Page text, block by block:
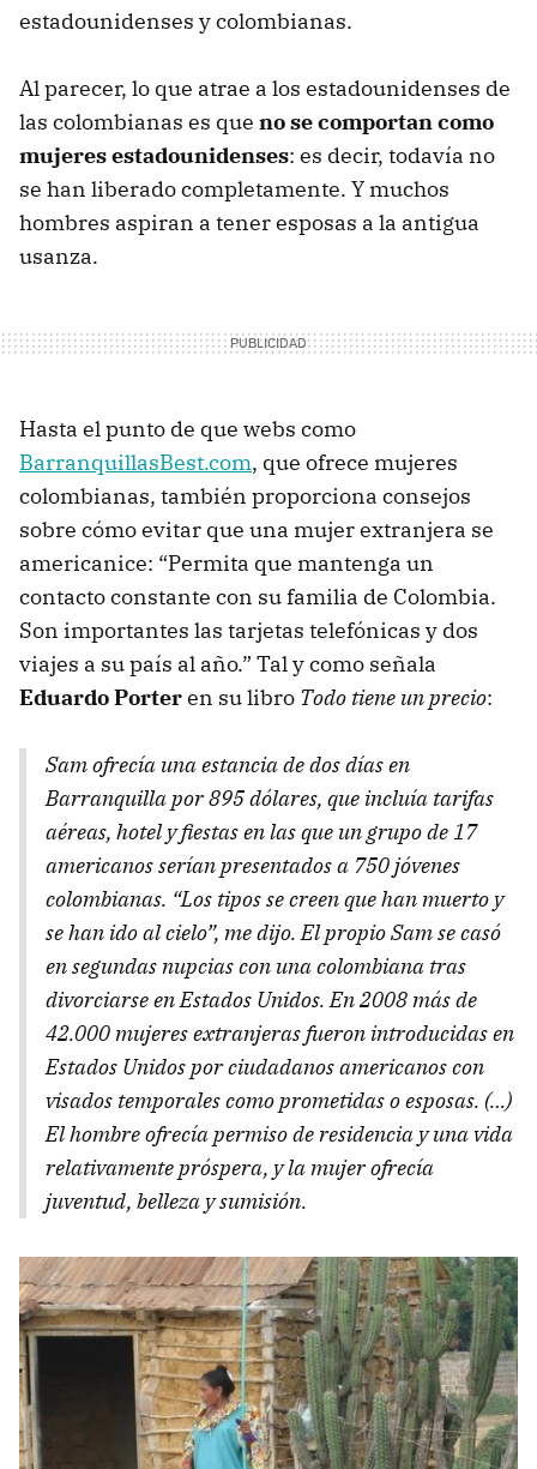
estadounidenses y colombianas.
Al parecer, lo que atrae a los estadounidenses de
las colombianas es que no se comportan como
mujeres estadounidenses: es decir, todavía no
se han liberado completamente. Y muchos
hombres aspiran a tener esposas a la antigua
usanza.
Hasta el punto de que webs como
BarranquillasBest.com, que ofrece mujeres
colombianas, también proporciona consejos
sobre cómo evitar que una mujer extranjera se
americanice: “Permita que mantenga un
contacto constante con su familia de Colombia.
Son importantes las tarjetas telefónicas y dos
viajes a su país al año.” Tal y como señala
Eduardo Porteren su libro Todo tiene un precio:
Sam ofrecía una estancia de dos días en
Barranquilla por 895 dólares, que incluía tarifas
aéreas, hotel y fiestas en las que un grupo de 17
americanos serían presentados a 750 jóvenes
colombianas. “Los tipos se creen que han muerto y
se han ido al cielo”, me dijo. El propio Sam se casó
en segundas nupcias con una colombiana tras
divorciarse en Estados Unidos. En 2008 más de
42.000 mujeres extranjeras fueron introducidas en
Estados Unidos por ciudadanos americanos con
visados temporales como prometidas o esposas. (…)
El hombre ofrecía permiso de residencia y una vida
relativamente próspera, y la mujer ofrecía
juventud, belleza y sumisión.